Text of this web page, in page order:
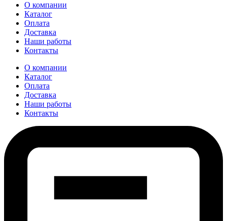
О компании
Каталог
Оплата
Доставка
Наши работы
Контакты
О компании
Каталог
Оплата
Доставка
Наши работы
Контакты